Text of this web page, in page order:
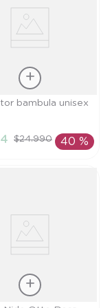
AÑADIR AL
bambula unisex
$24.990 40 %